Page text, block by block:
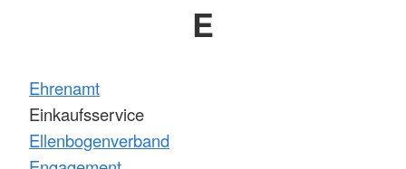
E
Ehrenamt
Einkaufsservice
Ellenbogenverband